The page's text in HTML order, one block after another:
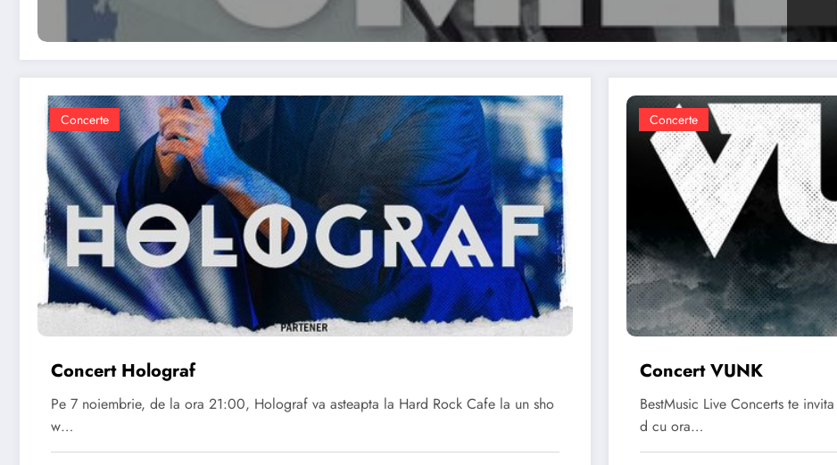
Concerte
Concert Holograf
Pe 7 noiembrie, de la ora 21:00, Holograf va asteapta la Hard Rock Cafe la un sho
w…
Concerte
Concert VUNK
BestMusic Live Concerts te
d cu ora…